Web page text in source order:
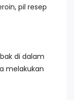
pil resep
di dalam
melakukan